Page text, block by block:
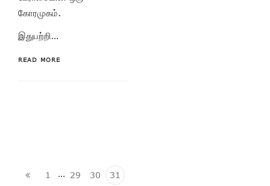
கோரமுகம்.
இதுபற்றி…
READ MORE
1 … 29 30 31